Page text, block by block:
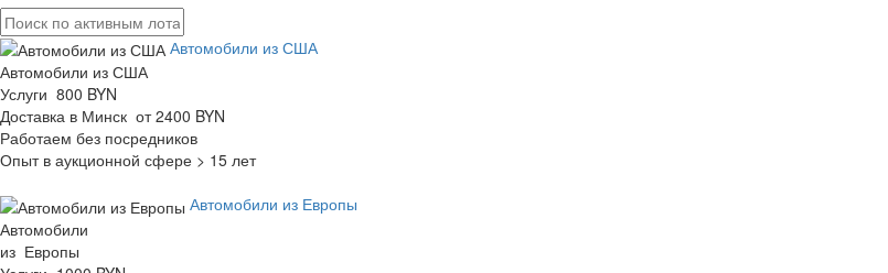
Автомобили из США
Автомобили из США
Услуги 800 BYN
Доставка в Минск от 2400 BYN
Работаем без посредников
Опыт в аукционной сфере > 15 лет
Автомобили из Европы
Автомобили
из Европы